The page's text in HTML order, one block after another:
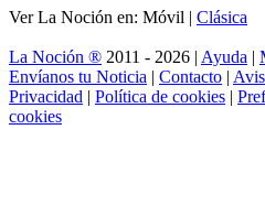
Ver La Noción en: Móvil | Clásica
La Noción ® 2011 - 2026 | Ayuda |
Envíanos tu Noticia | Contacto |
Privacidad | Política de cookies |
cookies